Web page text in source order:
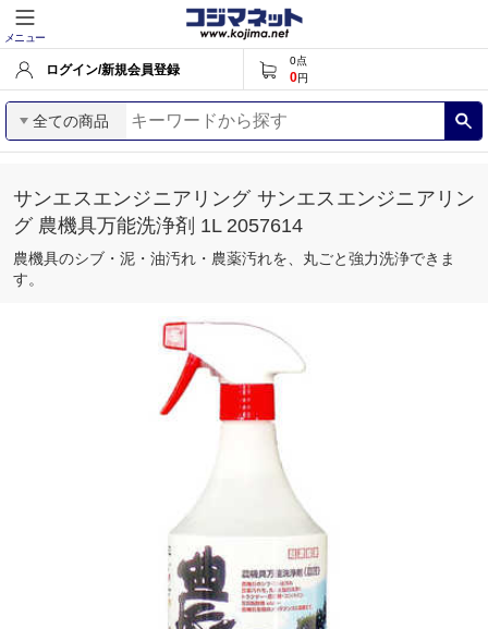
メニュー
ログイン/新規会員登録
0点
0円
全ての商品
サンエスエンジニアリング サンエスエンジニアリン
グ 農機具万能洗浄剤 1L 2057614
農機具のシブ・泥・油汚れ・農薬汚れを、丸ごと強力洗浄できま
す。